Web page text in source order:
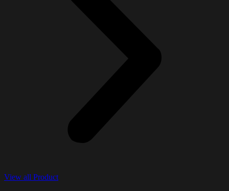
View all Product